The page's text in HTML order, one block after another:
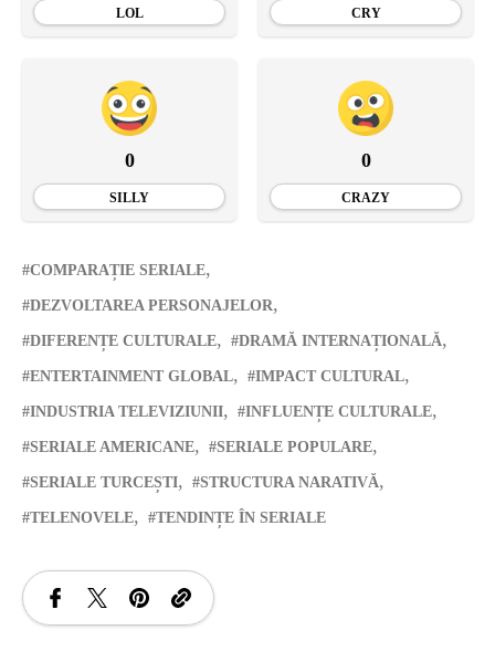
LOL CRY
0
SILLY
0
CRAZY
COMPARAȚIE SERIALE
DEZVOLTAREA PERSONAJELOR
DIFERENȚE CULTURALE DRAMĂ INTERNAȚIONALĂ
ENTERTAINMENT GLOBAL IMPACT CULTURAL
INDUSTRIA TELEVIZIUNII INFLUENȚE CULTURALE
SERIALE AMERICANE SERIALE POPULARE
SERIALE TURCEȘTI STRUCTURA NARATIVĂ
TELENOVELE TENDINȚE ÎN SERIALE